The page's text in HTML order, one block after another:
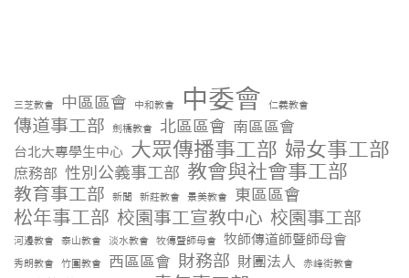
三芝教會 中區區會 中和教會 中委會 仁義教會
傳道事工部 劍橋教會 北區區會 南區區會
台北大專學生中心 大眾傳播事工部 婦女事工部
庶務部 性別公義事工部 教會與社會事工部
教育事工部 新聞 新莊教會 景美教會 東區區會
松年事工部 校園事工宣教中心 校園事工部
河邊教會 泰山教會 淡水教會 牧傳暨師母會 牧師傳道師暨師母會
秀朗教會 竹圍教會 西區區會 財務部 財團法人 赤峰街教會